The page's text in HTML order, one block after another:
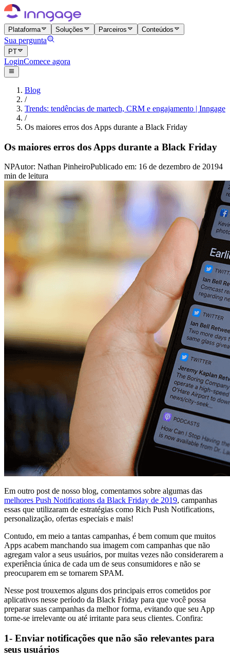
Plataforma Soluções Parceiros Conteúdos
Sua pergunta
PT
LoginComece agora
Blog
/
Trends: tendências de martech, CRM e engajamento | Inngage
/
Os maiores erros dos Apps durante a Black Friday
Os maiores erros dos Apps durante a Black Friday
NPAutor: Nathan PinheiroPublicado em: 16 de dezembro de 20194
min de leitura
Em outro post de nosso blog, comentamos sobre algumas das
melhores Push Notifications da Black Friday de 2019, campanhas
essas que utilizaram de estratégias como Rich Push Notifications,
personalização, ofertas especiais e mais!
Contudo, em meio a tantas campanhas, é bem comum que muitos
Apps acabem manchando sua imagem com campanhas que não
agregam valor a seus usuários, por muitas vezes não considerarem a
experiência única de cada um de seus consumidores e não se
preocuparem em se tornarem SPAM.
Nesse post trouxemos alguns dos principais erros cometidos por
aplicativos nesse período da Black Friday para que você possa
preparar suas campanhas da melhor forma, evitando que seu App
torne-se irrelevante ou até irritante para seus clientes. Confira:
1- Enviar notificações que não são relevantes para
seus usuários